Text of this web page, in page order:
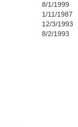
8/1/1999
1/11/1987
12/3/1993
8/2/1993